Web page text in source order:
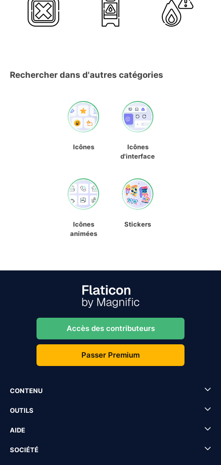
Rechercher dans d'autres catégories
Icônes
Icônes
d'interface
Icônes
animées
Stickers
Accès des contributeurs
Passer Premium
CONTENU
OUTILS
AIDE
SOCIÉTÉ